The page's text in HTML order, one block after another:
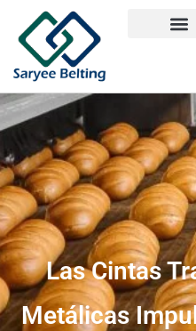
Las Cintas
Metálicas